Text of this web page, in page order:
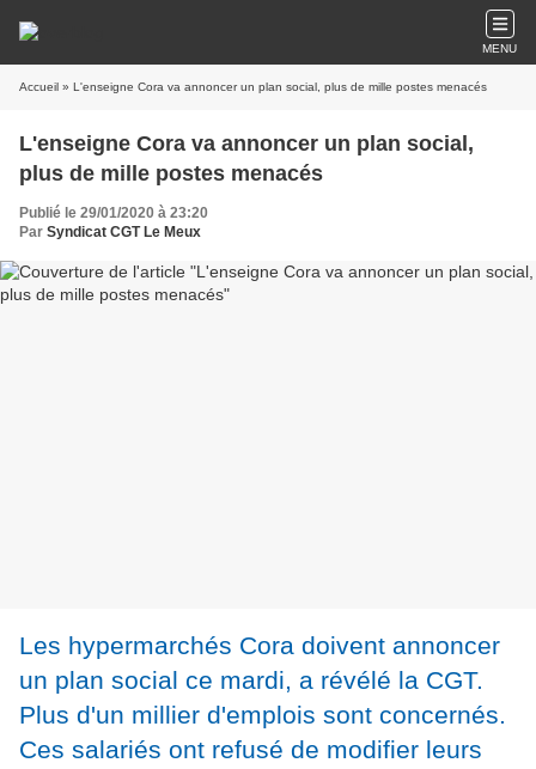
MENU
Accueil » L'enseigne Cora va annoncer un plan social, plus de mille postes menacés
L'enseigne Cora va annoncer un plan social,
plus de mille postes menacés
Publié le 29/01/2020 à 23:20
Par Syndicat CGT Le Meux
Les hypermarchés Cora doivent annoncer
un plan social ce mardi, a révélé la CGT.
Plus d'un millier d'emplois sont concernés.
Ces salariés ont refusé de modifier leurs